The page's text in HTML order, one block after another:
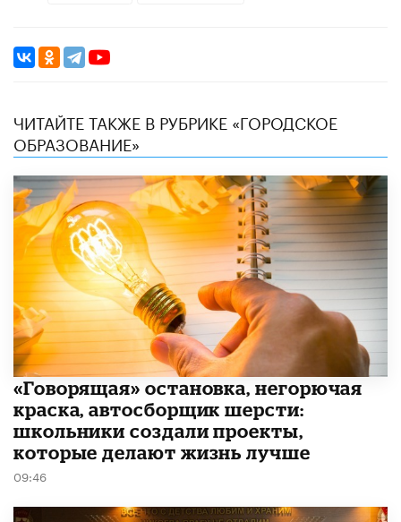
ЧИТАЙТЕ ТАКЖЕ В РУБРИКЕ «ГОРОДСКОЕ
ОБРАЗОВАНИЕ»
​«Говорящая» остановка, негорючая
краска, автосборщик шерсти:
школьники создали проекты,
которые делают жизнь лучше
09:46